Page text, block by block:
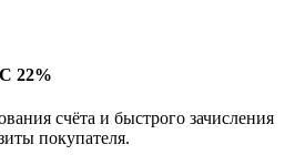
22%
счёта и быстрого зачисления
покупателя.